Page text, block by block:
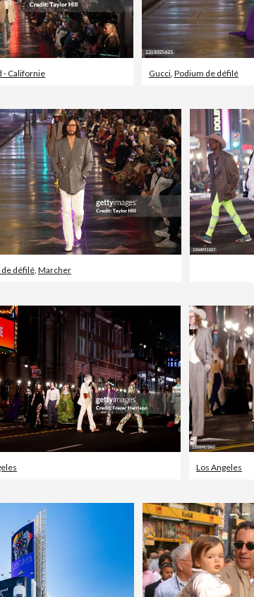
- Californie Gucci,Podium de défilé
défilé, Marcher
Los Angeles